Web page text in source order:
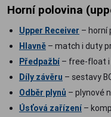
Horní polovina
Upper Receiver – horní
Hlavně – match i duty
Předpažbí – free-float i
Díly závěru – sestavy
Odběr plynů – plynové
Úsťová zařízení –